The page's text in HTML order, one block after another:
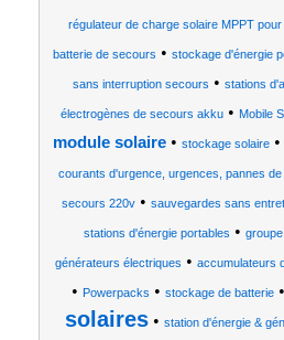
régulateur de charge solaire MPPT
batterie de secours • stockage d'énergie
sans interruption secours • stations
électrogènes de secours akku • Mobile
module solaire• stockage solaire•
courants d'urgence, urgences, pannes
secours 220v• sauvegardes sans
stations d'énergie portables •
générateurs électriques • accumulateurs
• Powerpacks • stockage de batterie
solaires• station d'énergie &